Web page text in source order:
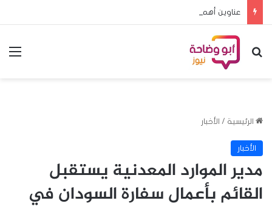
عناوين أهم الأخبار اليوم الأحد ٩ اغسطس ٢٠٢٦م
بحث عن
الرئيسية / الأخبار
الأخبار
مدير الموارد المعدنية يستقبل
القائم بأعمال سفارة السودان في